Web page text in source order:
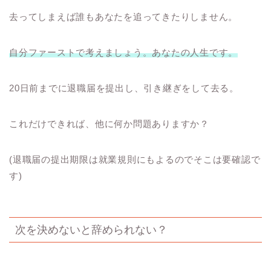
去ってしまえば誰もあなたを追ってきたりしません。
自分ファーストで考えましょう。あなたの人生です。
20日前までに退職届を提出し、引き継ぎをして去る。
これだけできれば、他に何か問題ありますか？
(退職届の提出期限は就業規則にもよるのでそこは要確認で
す)
次を決めないと辞められない？